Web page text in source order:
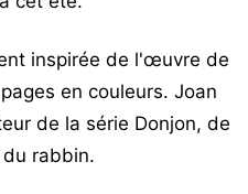
inspirée de l'œuvre de
en couleurs. Joan
de la série Donjon, de
rabbin.